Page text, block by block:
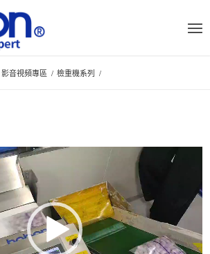
影音視頻專區 / 檢重機系列 /